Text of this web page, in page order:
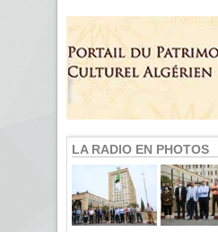
LA RADIO EN PHOTOS